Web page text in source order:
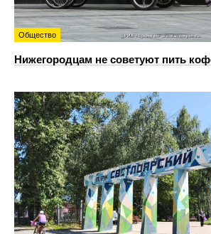
Общество
Нижегородцам не советуют пить